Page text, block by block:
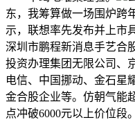
东，我筹算做一场围炉跨
示，联想率先发布并上市
深圳市鹏程新消息手艺合
投资办理集团无限公司、
电信、中国挪动、金石星
金合股企业等。仿朝气能
点冲破6000元以上价位段。